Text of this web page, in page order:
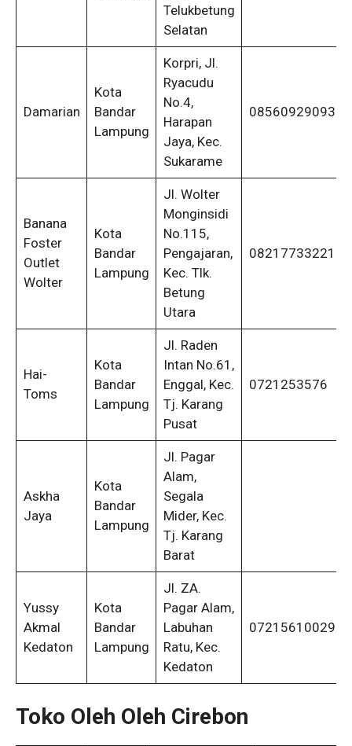
Telukbetung
Selatan
Damarian
Kota
Bandar
Lampung
Korpri, Jl.
Ryacudu
No.4,
Harapan
Jaya, Kec.
Sukarame
085609290937
Banana
Foster
Outlet
Wolter
Kota
Bandar
Lampung
Jl. Wolter
Monginsidi
No.115,
Pengajaran,
Kec. Tlk.
Betung
Utara
082177332216
Hai-
Toms
Kota
Bandar
Lampung
Jl. Raden
Intan No.61,
Enggal, Kec.
Tj. Karang
Pusat
0721253576
Askha
Jaya
Kota
Bandar
Lampung
Jl. Pagar
Alam,
Segala
Mider, Kec.
Tj. Karang
Barat
Yussy
Akmal
Kedaton
Kota
Bandar
Lampung
Jl. ZA.
Pagar Alam,
Labuhan
Ratu, Kec.
Kedaton
07215610029
Toko Oleh Oleh Cirebon